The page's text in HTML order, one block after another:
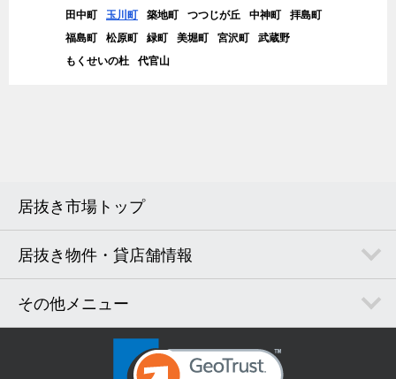
田中町 玉川町 築地町 つつじが丘 中神町 拝島町
福島町 松原町 緑町 美堀町 宮沢町 武蔵野
もくせいの杜 代官山
居抜き市場トップ
居抜き物件・貸店舗情報
その他メニュー